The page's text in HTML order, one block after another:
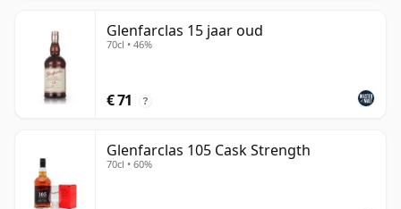
Glenfarclas 15 jaar oud
70cl • 46%
€ 71 ?
Glenfarclas 105 Cask Strength
70cl • 60%